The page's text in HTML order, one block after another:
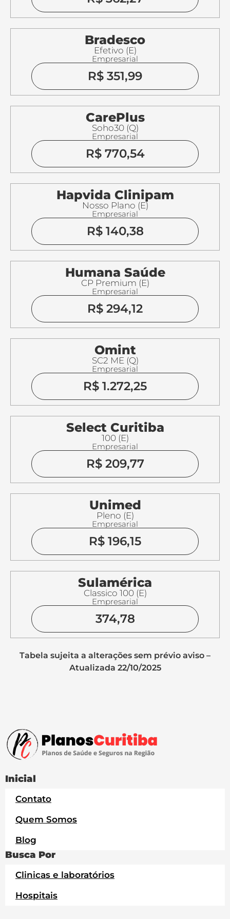
Bradesco
Efetivo (E)
Empresarial
R$ 351,99
CarePlus
Soho30 (Q)
Empresarial
R$ 770,54
Hapvida Clinipam
Nosso Plano (E)
Empresarial
R$ 140,38
Humana Saúde
CP Premium (E)
Empresarial
R$ 294,12
Omint
SC2 ME (Q)
Empresarial
R$ 1.272,25
Select Curitiba
100 (E)
Empresarial
R$ 209,77
Unimed
Pleno (E)
Empresarial
R$ 196,15
Sulamérica
Classico 100 (E)
Empresarial
374,78
Tabela sujeita a alterações sem prévio aviso –
Atualizada 22/10/2025
Inicial
Contato
Quem Somos
Blog
Busca Por
Clinicas e laboratórios
Hospitais